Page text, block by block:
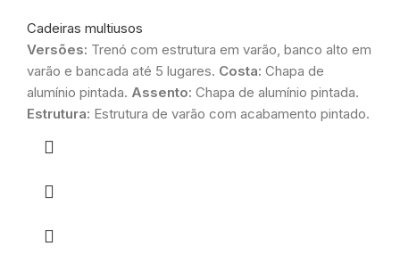
Cadeiras multiusos
Versões: Trenó com estrutura em varão, banco alto em
varão e bancada até 5 lugares. Costa: Chapa de
alumínio pintada. Assento: Chapa de alumínio pintada.
Estrutura: Estrutura de varão com acabamento pintado.